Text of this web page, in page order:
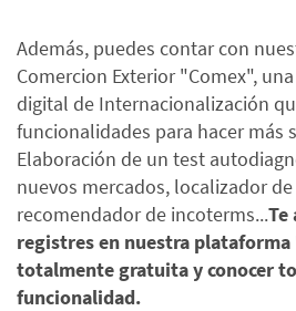
Además, puedes contar con
Comercion Exterior "Comex",
digital de Internacionalización
funcionalidades para hacer más
Elaboración de un test
nuevos mercados, localizador
recomendador de incoterms...Te
registres en nuestra plataforma
totalmente gratuita y conocer
funcionalidad.